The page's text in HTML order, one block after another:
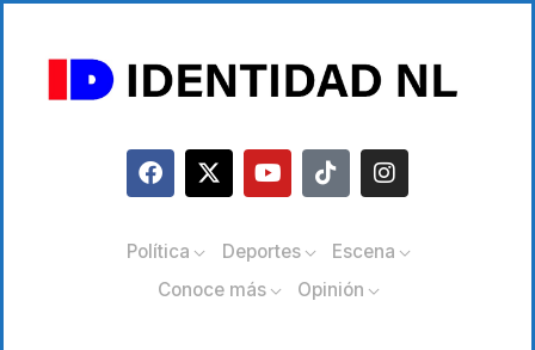
Política Deportes
Escena
Conoce más
Opinión